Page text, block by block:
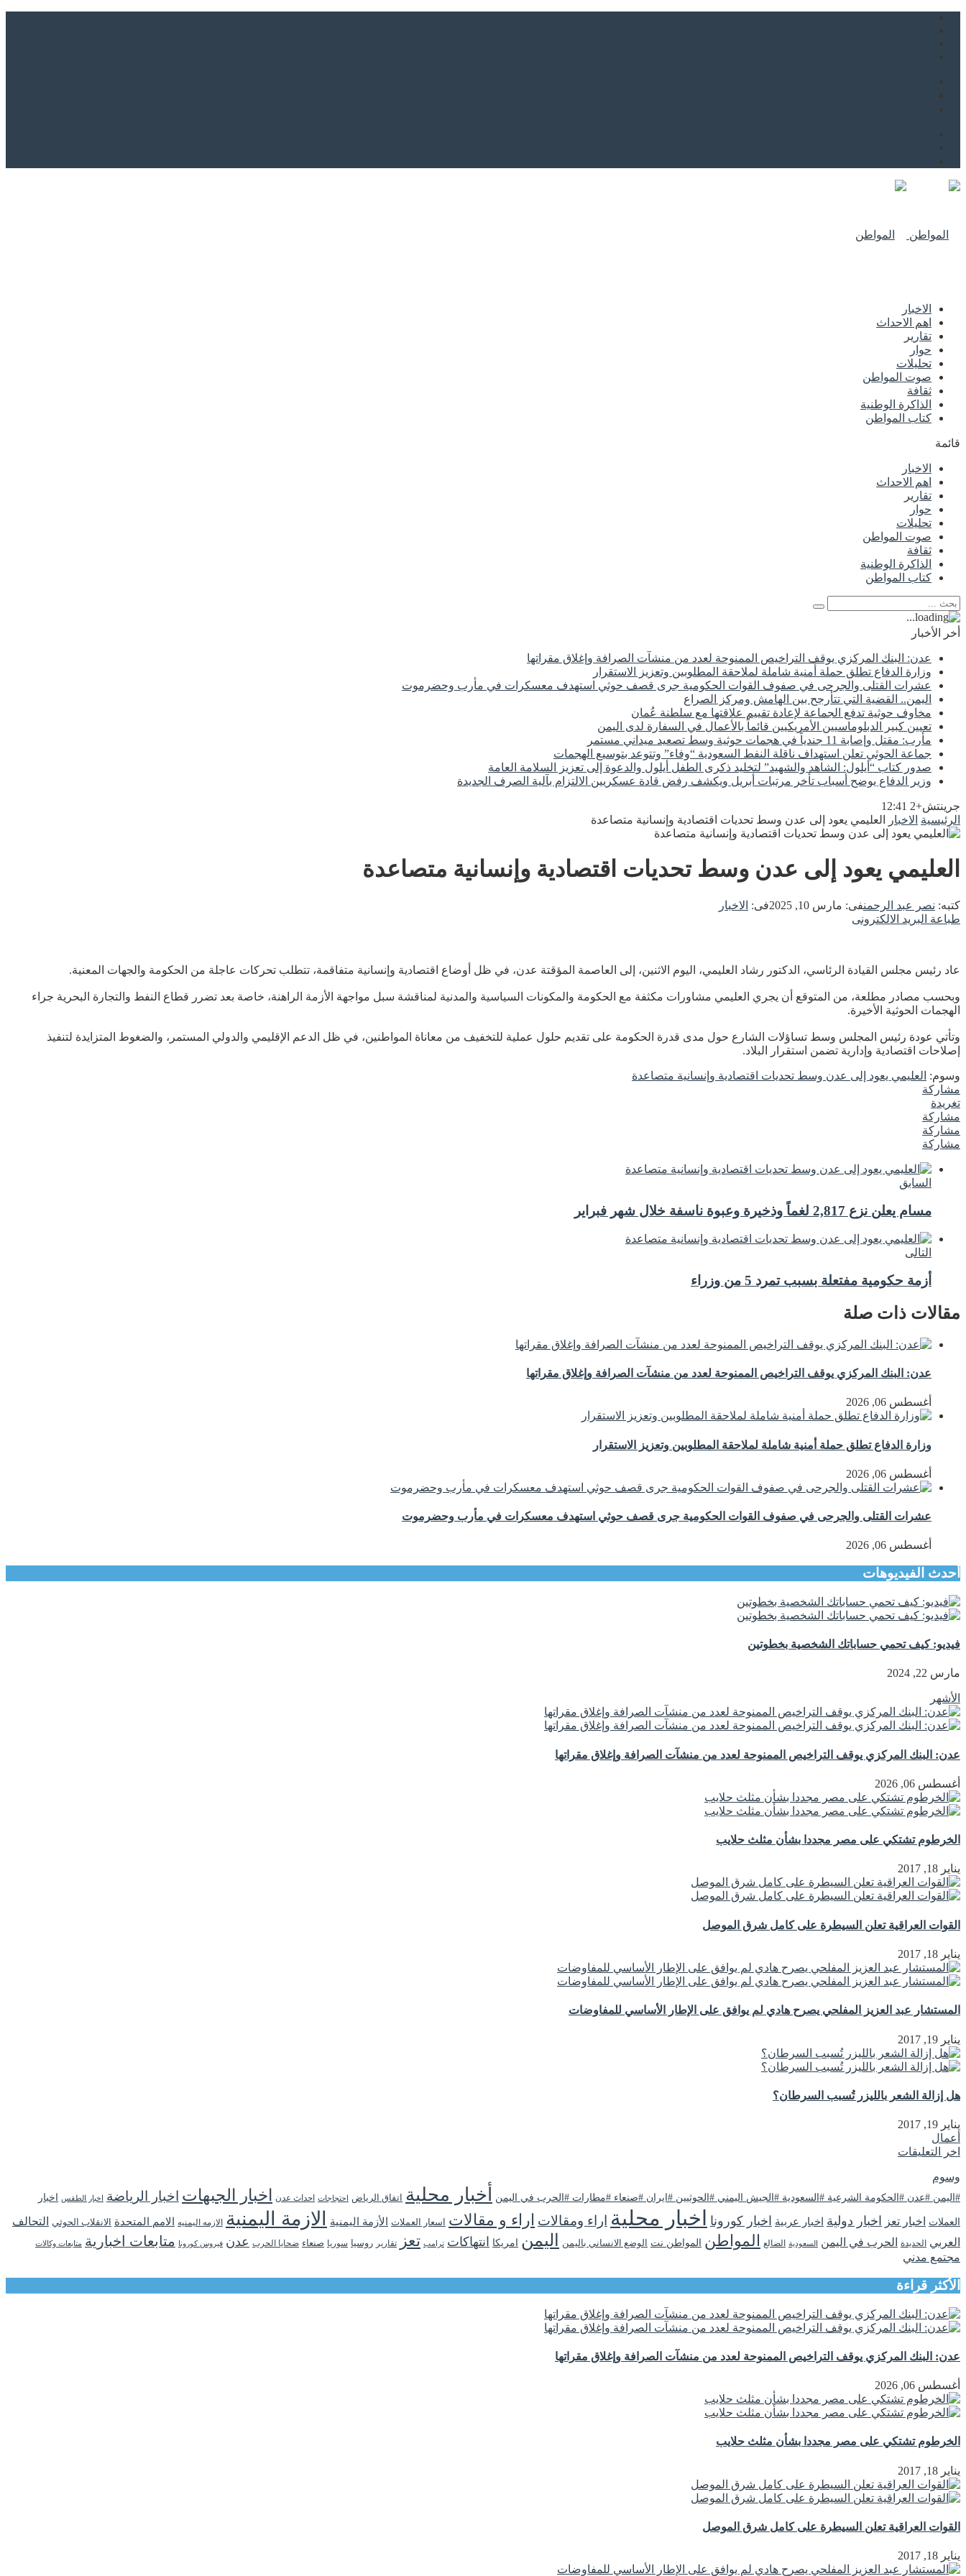
الاخبار
اهم الاحداث
تقارير
حوار
تحليلات
صوت المواطن
ثقافة
الذاكرة الوطنية
كتاب المواطن
قائمة
الاخبار
اهم الاحداث
تقارير
حوار
تحليلات
صوت المواطن
ثقافة
الذاكرة الوطنية
كتاب المواطن
أخر الأخبار
عدن: البنك المركزي يوقف التراخيص الممنوحة لعدد من منشآت الصرافة وإغلاق مقراتها
وزارة الدفاع تطلق حملة أمنية شاملة لملاحقة المطلوبين وتعزيز الاستقرار
عشرات القتلى والجرحى في صفوف القوات الحكومية جرى قصف حوثي استهدف معسكرات في مأرب وحضرموت
اليمن.. القضية التي تتأرجح بين الهامش ومركز الصراع
مخاوف حوثية تدفع الجماعة لإعادة تقييم علاقتها مع سلطنة عُمان
تعيين كبير الدبلوماسيين الأمريكيين قائماً بالأعمال في السفارة لدى اليمن
مأرب: مقتل وإصابة 11 جندياً في هجمات حوثية وسط تصعيد ميداني مستمر
جماعة الحوثي تعلن استهداف ناقلة النفط السعودية “وفاء” وتتوعد بتوسيع الهجمات
صدور كتاب “أيلول: الشاهد والشهيد” لتخليد ذكرى الطفل أيلول والدعوة إلى تعزيز السلامة العامة
وزير الدفاع يوضح أسباب تأخر مرتبات أبريل ويكشف رفض قادة عسكريين الالتزام بآلية الصرف الجديدة
جرينتش+2 12:41
الرئيسية الاخبار العليمي يعود إلى عدن وسط تحديات اقتصادية وإنسانية متصاعدة
العليمي يعود إلى عدن وسط تحديات اقتصادية وإنسانية متصاعدة
كتبه: نصر عبد الرحمنفى: مارس 10, 2025 فى: الاخبار
طباعة البريد الالكترونى
عاد رئيس مجلس القيادة الرئاسي، الدكتور رشاد العليمي، اليوم الاثنين، إلى العاصمة المؤقتة عدن، في ظل أوضاع اقتصادية وإنسانية متفاقمة، تتطلب تحركات عاجلة من الحكومة والجهات المعنية.
وبحسب مصادر مطلعة، من المتوقع أن يجري العليمي مشاورات مكثفة مع الحكومة والمكونات السياسية والمدنية لمناقشة سبل مواجهة الأزمة الراهنة، خاصة بعد تضرر قطاع النفط والتجارة البحرية جراء
الهجمات الحوثية الأخيرة.
وتأتي عودة رئيس المجلس وسط تساؤلات الشارع حول مدى قدرة الحكومة على تقديم حلول عملية للتخفيف من معاناة المواطنين، في ظل الدعم الإقليمي والدولي المستمر، والضغوط المتزايدة لتنفيذ
إصلاحات اقتصادية وإدارية تضمن استقرار البلاد.
وسوم: العليمي يعود إلى عدن وسط تحديات اقتصادية وإنسانية متصاعدة
مشاركة
تغريدة
مشاركة
مشاركة
مشاركة
السابق
مسام يعلن نزع 2,817 لغماً وذخيرة وعبوة ناسفة خلال شهر فبراير
التالى
أزمة حكومية مفتعلة بسبب تمرد 5 من وزراء
مقالات ذات صلة
عدن: البنك المركزي يوقف التراخيص الممنوحة لعدد من منشآت الصرافة وإغلاق مقراتها
أغسطس 06, 2026
وزارة الدفاع تطلق حملة أمنية شاملة لملاحقة المطلوبين وتعزيز الاستقرار
أغسطس 06, 2026
عشرات القتلى والجرحى في صفوف القوات الحكومية جرى قصف حوثي استهدف معسكرات في مأرب وحضرموت
أغسطس 06, 2026
أحدث الفيديوهات
فيديو: كيف تحمي حساباتك الشخصية بخطوتين
مارس 22, 2024
الأشهر
عدن: البنك المركزي يوقف التراخيص الممنوحة لعدد من منشآت الصرافة وإغلاق مقراتها
أغسطس 06, 2026
الخرطوم تشتكي على مصر مجددا بشأن مثلث حلايب
يناير 18, 2017
القوات العراقية تعلن السيطرة على كامل شرق الموصل
يناير 18, 2017
المستشار عبد العزيز المفلحي يصرح هادي لم يوافق على الإطار الأساسي للمفاوضات
يناير 19, 2017
هل إزالة الشعر بالليزر تُسبب السرطان؟
يناير 19, 2017
أعمال
اخر التعليقات
وسوم
#اليمن #عدن #الحكومة الشرعية #السعودية #الجيش اليمني #الحوثيين #ايران #صنعاء #مطارات #الحرب في اليمن أخبار محلية اتفاق الرياض احتجاجات احداث عدن اخبار الجبهات اخبار الرياضة اخبار الطقس اخبار
العملات اخبار تعز اخبار دولية اخبار عربية اخبار كورونا اخبار محلية اراء ومقالات اراء و مقالات اسعار العملات الأزمة اليمنية الازمة اليمنية الازمه اليمنيه الامم المتحدة الانقلاب الحوثي التحالف
العربي
الحديدة الحرب في اليمن السعودية الضالع المواطن المواطن نت الوضع الانساني باليمن اليمن امريكا انتهاكات ترامب تعز تقارير روسيا سوريا صنعاء ضحايا الحرب عدن فيروس كورونا متابعات اخبارية متابعات وكالات
مجتمع مدني
الأكثر قراءة
عدن: البنك المركزي يوقف التراخيص الممنوحة لعدد من منشآت الصرافة وإغلاق مقراتها
أغسطس 06, 2026
الخرطوم تشتكي على مصر مجددا بشأن مثلث حلايب
يناير 18, 2017
القوات العراقية تعلن السيطرة على كامل شرق الموصل
يناير 18, 2017